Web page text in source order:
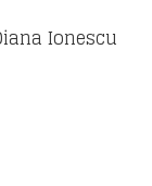
Ionescu